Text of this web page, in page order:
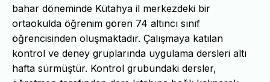
bahar döneminde Kütahya il merkezdeki bir
ortaokulda öğrenim gören 74 altıncı sınıf
öğrencisinden oluşmaktadır. Çalışmaya katılan
kontrol ve deney gruplarında uygulama dersleri altı
hafta sürmüştür. Kontrol grubundaki dersler,